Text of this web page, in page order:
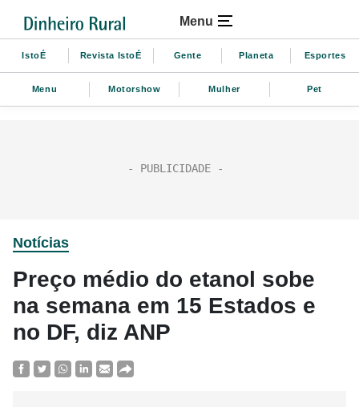
Menu
IstoÉ Revista IstoÉ Gente Planeta Esportes
Menu Motorshow Mulher Pet
Notícias
Preço médio do etanol sobe
na semana em 15 Estados e
no DF, diz ANP